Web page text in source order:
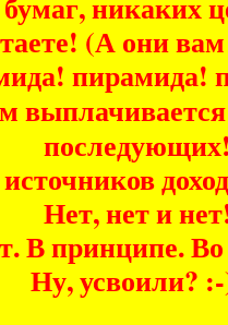
(А они
пирамида!
Нет, нет и
В принципе.
Ну, усвоили?